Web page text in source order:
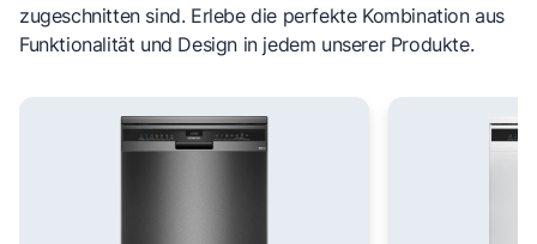
zugeschnitten sind. Erlebe die perfekte Kombination aus
Funktionalität und Design in jedem unserer Produkte.